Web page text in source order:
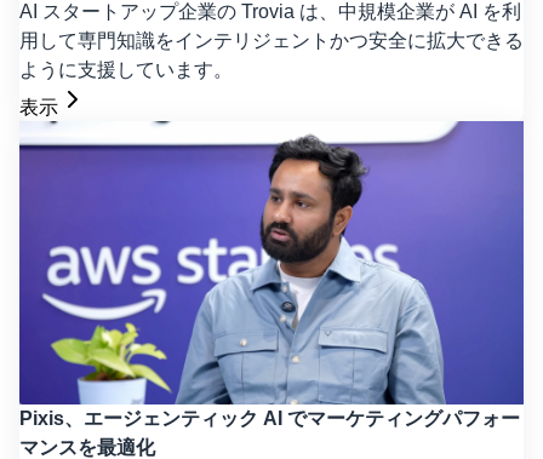
AI スタートアップ企業の Trovia は、中規模企業が AI を利
用して専門知識をインテリジェントかつ安全に拡大できる
ように支援しています。
表示
Pixis、エージェンティック AI でマーケティングパフォー
マンスを最適化